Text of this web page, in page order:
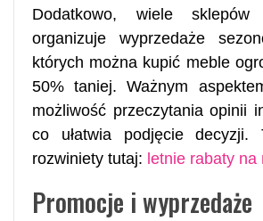
Dodatkowo, wiele sklepów
organizuje wyprzedaże
których można kupić meble
50% taniej. Ważnym
możliwość przeczytania opinii
co ułatwia podjęcie decyzji.
rozwiniety tutaj: letnie rabaty na
Promocje i wyprzedaże